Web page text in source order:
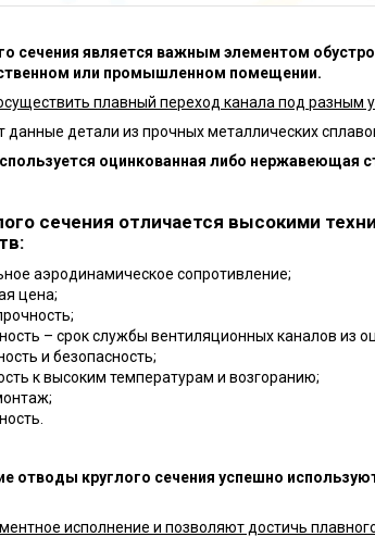
сечения является важным элементом
или промышленном помещении.
плавный переход канала под разным
данные детали из прочных металлических
оцинкованная либо нержавеющая
сечения отличается высокими
аэродинамическое сопротивление;
цена;
– срок службы вентиляционных каналов из
и безопасность;
к высоким температурам и возгоранию;
отводы круглого сечения успешно
исполнение и позволяют достичь